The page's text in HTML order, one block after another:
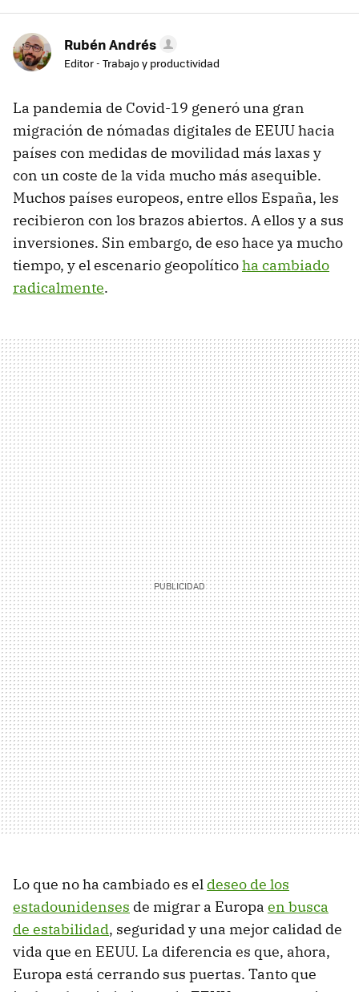
Rubén Andrés
Editor - Trabajo y productividad
La pandemia de Covid-19 generó una gran
migración de nómadas digitales de EEUU hacia
países con medidas de movilidad más laxas y
con un coste de la vida mucho más asequible.
Muchos países europeos, entre ellos España, les
recibieron con los brazos abiertos. A ellos y a sus
inversiones. Sin embargo, de eso hace ya mucho
tiempo, y el escenario geopolíticoha cambiado
radicalmente.
Lo que no ha cambiado es el deseo de los
estadounidenses de migrar a Europa en busca
de estabilidad, seguridad y una mejor calidad de
vida que en EEUU. La diferencia es que, ahora,
Europa está cerrando sus puertas. Tanto que